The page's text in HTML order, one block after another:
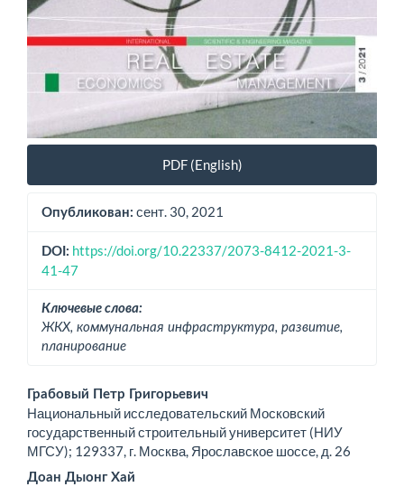
PDF (English)
Опубликован: сент. 30, 2021
DOI: https://doi.org/10.22337/2073-8412-2021-3-
41-47
Ключевые слова:
ЖКХ, коммунальная инфраструктура, развитие,
планирование
Основное
содержимое
статьи
Грабовый Петр Григорьевич
Национальный исследовательский Московский
государственный строительный университет (НИУ
МГСУ); 129337, г. Москва, Ярославское шоссе, д. 26
Доан Дыонг Хай